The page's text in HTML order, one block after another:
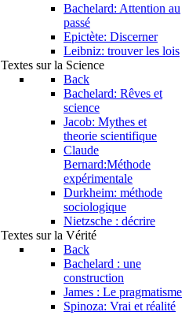
Bachelard: Attention au
passé
Epictète: Discerner
Leibniz: trouver les lois
Textes sur la Science
Back
Bachelard: Rêves et
science
Jacob: Mythes et
theorie scientifique
Claude
Bernard:Méthode
expérimentale
Durkheim: méthode
sociologique
Nietzsche : décrire
Textes sur la Vérité
Back
Bachelard : une
construction
James : Le pragmatisme
Spinoza: Vrai et réalité